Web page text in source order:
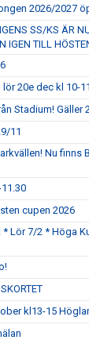
2026/2027
SS/KS ÄR
IGEN TILL
lör 20e dec kl 10-
Stadium! Gäller
11
Nu finns
cupen 2026
Lör 7/2 * Höga
kl13-15